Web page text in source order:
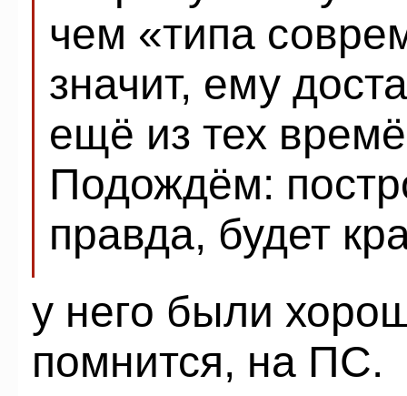
чем «типа
значит, ему
ещё из тех
Подождём:
правда, будет
у него были
помнится, на ПС.